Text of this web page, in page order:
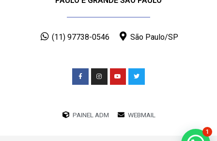
(11) 97738-0546 São Paulo/SP
PAINEL ADM WEBMAIL
1